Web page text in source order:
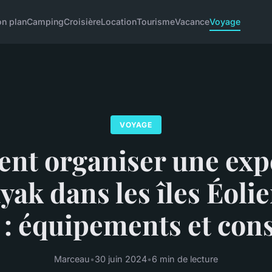
planCampingCroisièreLocationTourismeVacanceVoyage
VOYAGE
organiser une
dans les îles
équipements et
Marceau•30 juin 2024•6 min de lecture